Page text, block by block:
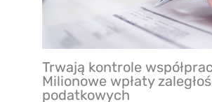
Trwają kontrole
Milionowe wpłaty
podatkowych